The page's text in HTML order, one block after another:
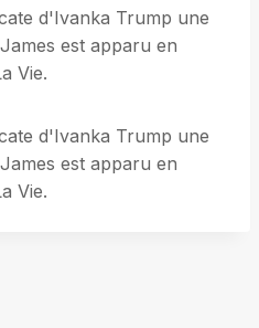
d'Ivanka Trump une
est apparu en
Vie.
d'Ivanka Trump une
est apparu en
Vie.